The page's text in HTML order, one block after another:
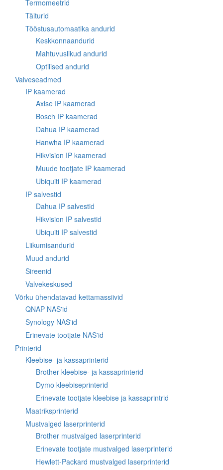
Termomeetrid
Täiturid
Tööstusautomaatika andurid
Keskkonnaandurid
Mahtuvuslikud andurid
Optilised andurid
Valveseadmed
IP kaamerad
Axise IP kaamerad
Bosch IP kaamerad
Dahua IP kaamerad
Hanwha IP kaamerad
Hikvision IP kaamerad
Muude tootjate IP kaamerad
Ubiquiti IP kaamerad
IP salvestid
Dahua IP salvestid
Hikvision IP salvestid
Ubiquiti IP salvestid
Liikumisandurid
Muud andurid
Sireenid
Valvekeskused
Võrku ühendatavad kettamassiivid
QNAP NAS'id
Synology NAS'id
Erinevate tootjate NAS'id
Printerid
Kleebise- ja kassaprinterid
Brother kleebise- ja kassaprinterid
Dymo kleebiseprinterid
Erinevate tootjate kleebise ja kassaprintrid
Maatriksprinterid
Mustvalged laserprinterid
Brother mustvalged laserprinterid
Erinevate tootjate mustvalged laserprinterid
Hewlett-Packard mustvalged laserprinterid